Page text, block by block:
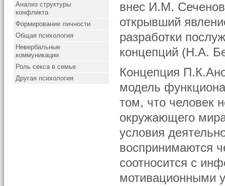
Анализ структуры
конфликта
Формирование личности
Общая психология
Невербальные
коммуникации
Роль секса в семье
Другая психология
внес И.М.
открывший
разработки
концепций (Н.А.
Концепция
модель
том, что человек
окружающего
условия
воспринимаются
соотносится с
мотивационными